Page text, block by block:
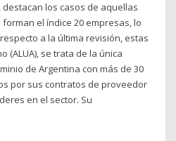
destacan los casos de aquellas
el índice 20 empresas, lo
a la última revisión, estas
(ALUA), se trata de la única
de Argentina con más de 30
por sus contratos de proveedor
en el sector. Su